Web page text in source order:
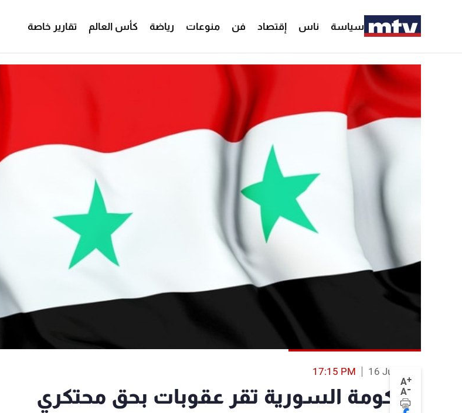
سياسة ناس إقتصاد فن منوعات رياضة كأس العالم تقارير خاصة
A+
A-
16 Jul 2013
17:15 PM
الحكومة السورية تقر عقوبات بحق محتكري